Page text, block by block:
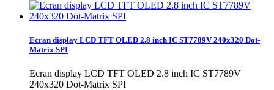
Ecran display LCD TFT OLED 2.8 inch IC ST7789V 240x320 Dot-
Matrix SPI
Ecran display LCD TFT OLED 2.8 inch IC ST7789V
240x320 Dot-Matrix SPI